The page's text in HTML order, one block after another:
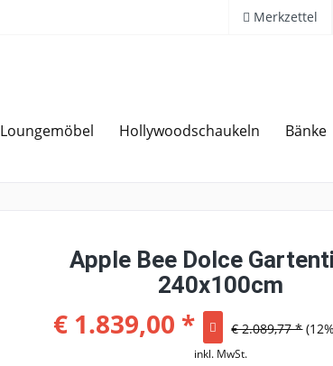
Merkzettel
Loungemöbel Hollywoodschaukeln Bänke
Über 20 Jahre Erfahrung
Apple Bee Dolce
240x100cm
€ 1.839,00 * € 2.089,77 *
inkl. MwSt.